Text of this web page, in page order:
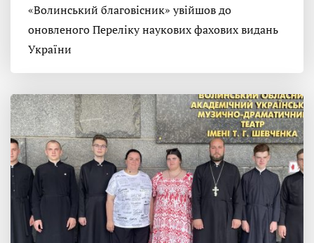
«Волинський благовісник» увійшов до
оновленого Переліку наукових фахових видань
України